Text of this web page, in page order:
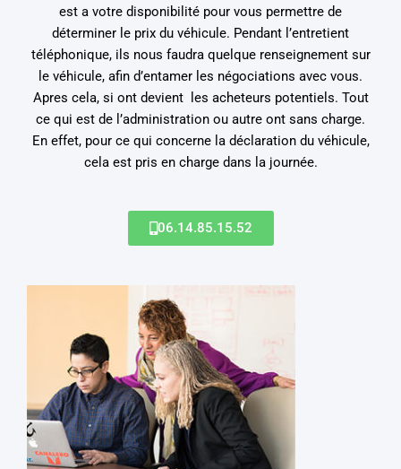
est a votre disponibilité pour vous permettre de
déterminer le prix du véhicule. Pendant l’entretient
téléphonique, ils nous faudra quelque renseignement sur
le véhicule, afin d’entamer les négociations avec vous.
Apres cela, si ont devient les acheteurs potentiels. Tout
ce qui est de l’administration ou autre ont sans charge.
En effet, pour ce qui concerne la déclaration du véhicule,
cela est pris en charge dans la journée.
06.14.85.15.52